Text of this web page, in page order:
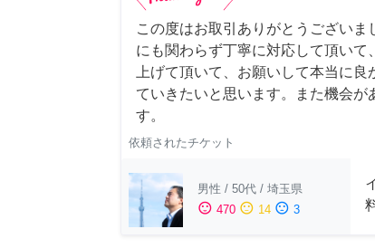
この度はお取引ありがとうございま
にも関わらず丁寧に対応して頂い
上げて頂いて、お願いして本当に
ていきたいと思います。また機会が
す。
依頼されたチケット
男性 / 50代 / 埼玉県
sentiment_satisfied 470 sentiment_neutral 14 sentiment_dissatisfied 3